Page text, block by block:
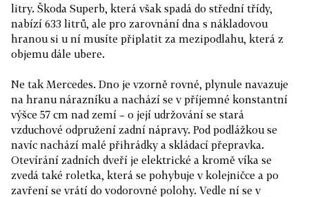
litry. Škoda Superb, která však spadá do střední třídy,
nabízí 633 litrů, ale pro zarovnání dna s nákladovou
hranou si u ní musíte připlatit za mezipodlahu, která z
objemu dále ubere.
Ne tak Mercedes. Dno je vzorně rovné, plynule navazuje
na hranu nárazníku a nachází se v příjemné konstantní
výšce 57 cm nad zemí – o její udržování se stará
vzduchové odpružení zadní nápravy. Pod podlážkou se
navíc nachází malé přihrádky a skládací přepravka.
Otevírání zadních dveří je elektrické a kromě víka se
zvedá také roletka, která se pohybuje v kolejničce a po
zavření se vrátí do vodorovné polohy. Vedle ní se v